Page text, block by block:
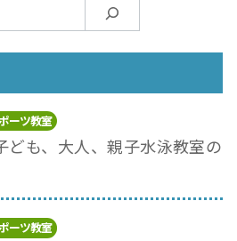
ーツ教室
ども、大人、親子水泳教室の
ーツ教室